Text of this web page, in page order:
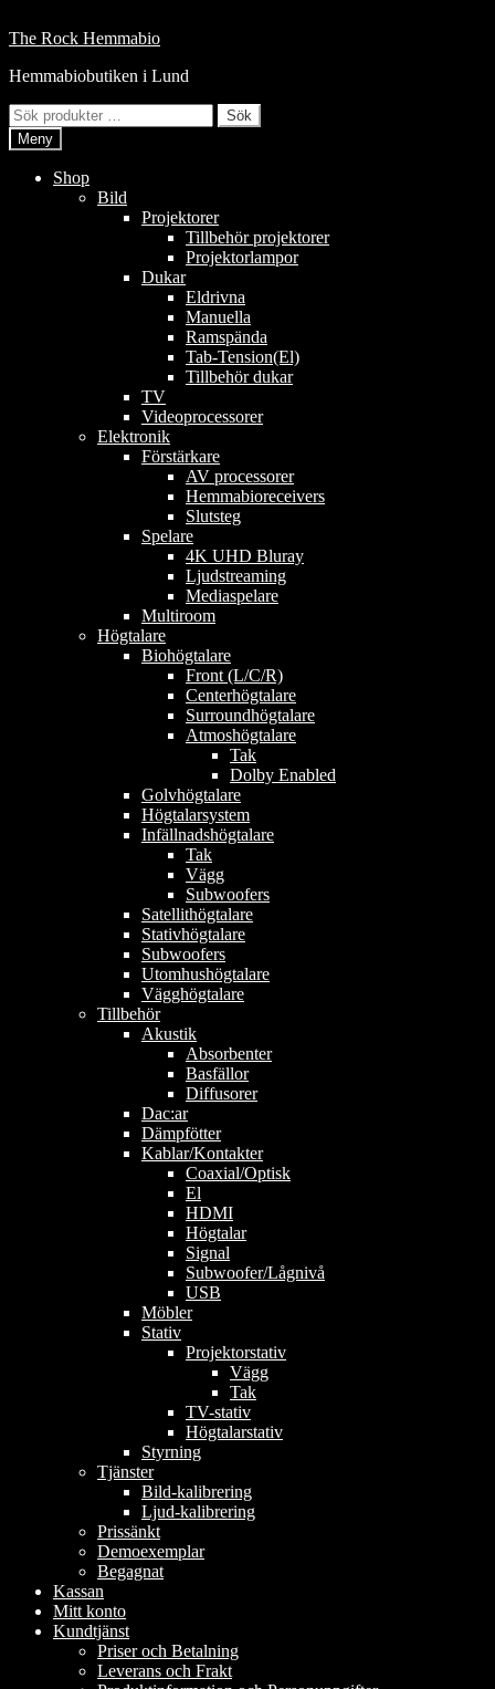
till
Hoppa
navigering
Hoppa
innehåll
The Rock Hemmabio
Hemmabiobutiken i Lund
Sök
efter:
Sök
Meny
Shop
Bild
Projektorer
Tillbehör projektorer
Projektorlampor
Dukar
Eldrivna
Manuella
Ramspända
Tab-Tension(El)
Tillbehör dukar
TV
Videoprocessorer
Elektronik
Förstärkare
AV processorer
Hemmabioreceivers
Slutsteg
Spelare
4K UHD Bluray
Ljudstreaming
Mediaspelare
Multiroom
Högtalare
Biohögtalare
Front (L/C/R)
Centerhögtalare
Surroundhögtalare
Atmoshögtalare
Tak
Dolby Enabled
Golvhögtalare
Högtalarsystem
Infällnadshögtalare
Tak
Vägg
Subwoofers
Satellithögtalare
Stativhögtalare
Subwoofers
Utomhushögtalare
Vägghögtalare
Tillbehör
Akustik
Absorbenter
Basfällor
Diffusorer
Dac:ar
Dämpfötter
Kablar/Kontakter
Coaxial/Optisk
El
HDMI
Högtalar
Signal
Subwoofer/Lågnivå
USB
Möbler
Stativ
Projektorstativ
Vägg
Tak
TV-stativ
Högtalarstativ
Styrning
Tjänster
Bild-kalibrering
Ljud-kalibrering
Prissänkt
Demoexemplar
Begagnat
Kassan
Mitt konto
Kundtjänst
Priser och Betalning
Leverans och Frakt